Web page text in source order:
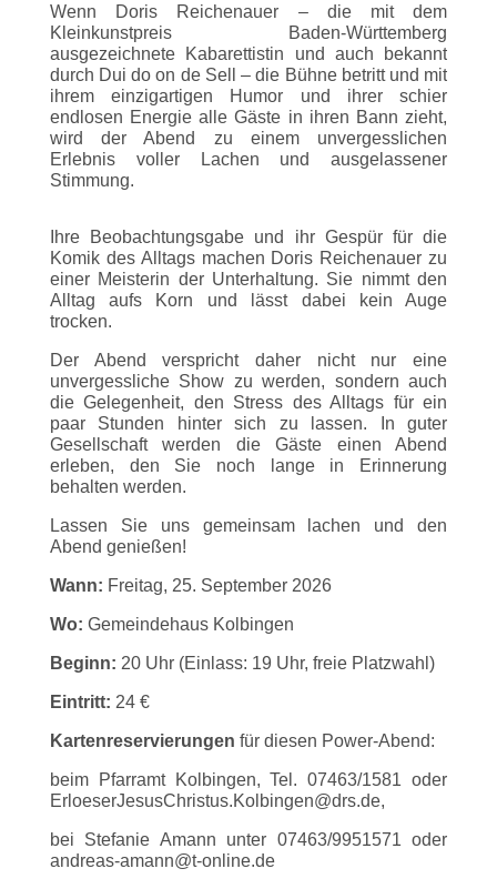
Wenn Doris Reichenauer – die mit dem
Kleinkunstpreis Baden-Württemberg
ausgezeichnete Kabarettistin und auch bekannt
durch Dui do on de Sell – die Bühne betritt und mit
ihrem einzigartigen Humor und ihrer schier
endlosen Energie alle Gäste in ihren Bann zieht,
wird der Abend zu einem unvergesslichen
Erlebnis voller Lachen und ausgelassener
Stimmung.
Ihre Beobachtungsgabe und ihr Gespür für die
Komik des Alltags machen Doris Reichenauer zu
einer Meisterin der Unterhaltung. Sie nimmt den
Alltag aufs Korn und lässt dabei kein Auge
trocken.
Der Abend verspricht daher nicht nur eine
unvergessliche Show zu werden, sondern auch
die Gelegenheit, den Stress des Alltags für ein
paar Stunden hinter sich zu lassen. In guter
Gesellschaft werden die Gäste einen Abend
erleben, den Sie noch lange in Erinnerung
behalten werden.
Lassen Sie uns gemeinsam lachen und den
Abend genießen!
Wann: Freitag, 25. September 2026
Wo: Gemeindehaus Kolbingen
Beginn: 20 Uhr (Einlass: 19 Uhr, freie Platzwahl)
Eintritt: 24 €
Kartenreservierungen für diesen Power-Abend:
beim Pfarramt Kolbingen, Tel. 07463/1581 oder
ErloeserJesusChristus.Kolbingen@drs.de,
bei Stefanie Amann unter 07463/9951571 oder
andreas-amann@t-online.de